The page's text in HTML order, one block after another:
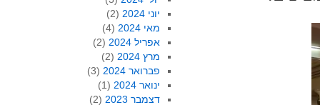
יוני 2024
(2)
מאי 2024
(4)
אפריל 2024
(2)
מרץ 2024
(2)
פברואר 2024
(3)
ינואר 2024
(1)
דצמבר 2023
(2)